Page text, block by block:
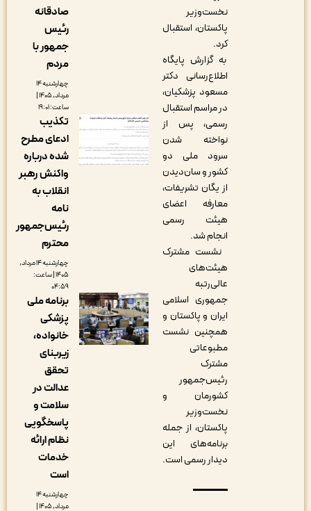
نخست‌وزیر
پاکستان، استقبال
به گزارش پایگاه
اطلاع‌رسانی دکتر
مسعود پزشکیان،
در مراسم استقبال
رسمی، پس از
نواخته شدن
سرود ملی دو
کشور و سان‌دیدن
از یگان تشریفات،
معارفه اعضای
هیئت رسمی
انجام شد.
نشست مشترک
هیئت‌های
عالی‌رتبه
جمهوری اسلامی
ایران و پاکستان و
همچنین نشست
مطبوعاتی
رئیس‌جمهور
کشورمان و
نخست‌وزیر
پاکستان، از جمله
برنامه‌های این
دیدار رسمی است.
صادقانه
جمهور با
چهارشنبه ۱۴
مرداد, ۱۴۰۵ |
تکذیب
ادعای مطرح
شده درباره
واکنش رهبر
انقلاب به
رئیس‌جمهور
چهارشنبه ۱۴ مرداد,
۱۴۰۵ | ساعت:
برنامه ملی
پزشکی
خانواده،
عدالت در
سلامت و
پاسخگویی
نظام ارائه
چهارشنبه ۱۴
مرداد, ۱۴۰۵ |